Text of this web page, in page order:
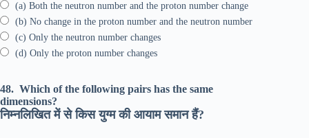
(a) Both the neutron number and the proton number change
(b) No change in the proton number and the neutron number
(c) Only the neutron number changes
(d) Only the proton number changes
48. Which of the following pairs has the same
dimensions?
निम्नलिखित में से किस युग्म की आयाम समान हैं?